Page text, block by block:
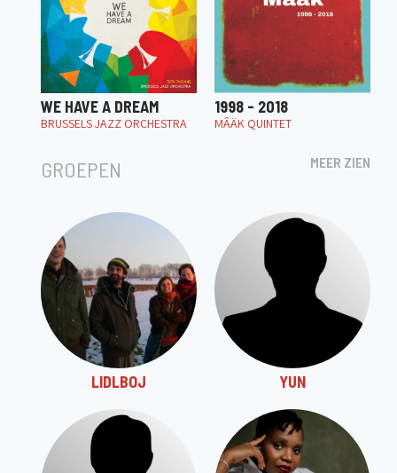
WE HAVE A DREAM
BRUSSELS JAZZ ORCHESTRA
1998 - 2018
MÂÄK QUINTET
GROEPEN MEER ZIEN
LIDLBOJ YUN